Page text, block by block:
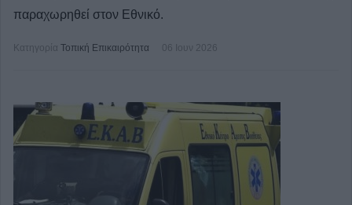
παραχωρηθεί στον Εθνικό.
Κατηγορία Τοπική Επικαιρότητα 06 Ιουν 2026